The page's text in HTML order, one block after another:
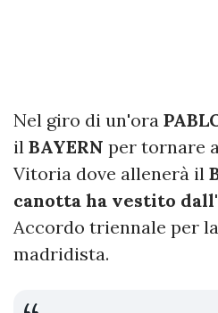
Nel giro di un'ora
il BAYERN per tornare
Vitoria dove allenerà il
canotta ha vestito
Accordo triennale per
madridista.